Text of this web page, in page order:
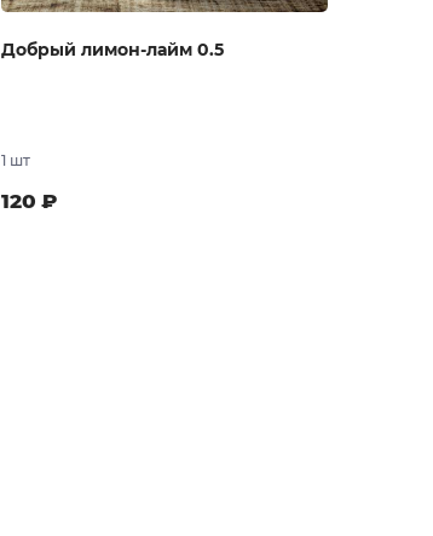
Добрый лимон-лайм 0.5
1 шт
120 ₽